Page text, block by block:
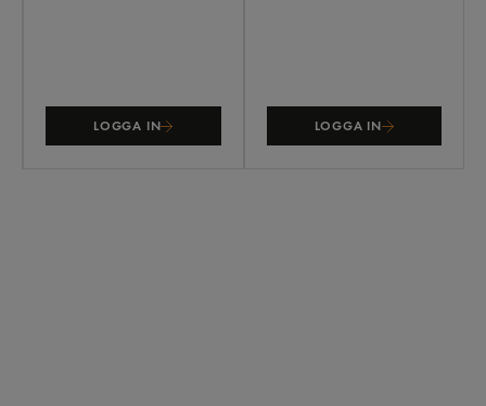
LOGGA IN LOGGA IN